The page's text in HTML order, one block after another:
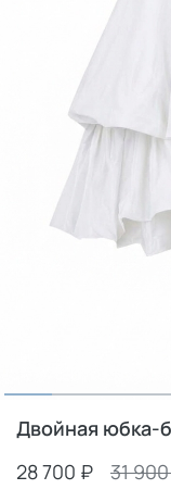
Двойная юбка-
28 700 ₽
31